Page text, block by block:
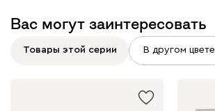
Вас могут заинтересовать
Товары этой серии В другом цвете